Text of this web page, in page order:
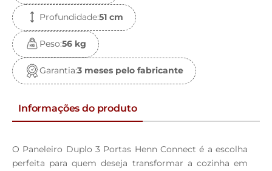
Profundidade:51 cm
Peso:56 kg
Garantia:3 meses pelo fabricante
Informações do produto
O Paneleiro Duplo 3 Portas Henn Connect é a escolha
perfeita para quem deseja transformar a cozinha em